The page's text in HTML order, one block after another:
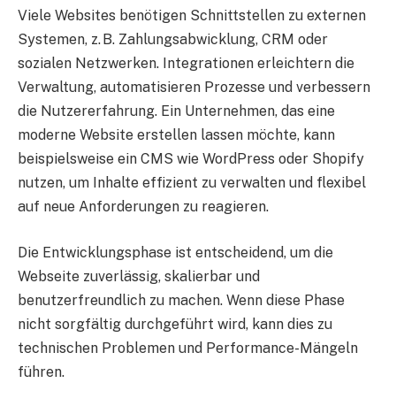
Viele Websites benötigen Schnittstellen zu externen
Systemen, z. B. Zahlungsabwicklung, CRM oder
sozialen Netzwerken. Integrationen erleichtern die
Verwaltung, automatisieren Prozesse und verbessern
die Nutzererfahrung. Ein Unternehmen, das eine
moderne Website erstellen lassen möchte, kann
beispielsweise ein CMS wie WordPress oder Shopify
nutzen, um Inhalte effizient zu verwalten und flexibel
auf neue Anforderungen zu reagieren.
Die Entwicklungsphase ist entscheidend, um die
Webseite zuverlässig, skalierbar und
benutzerfreundlich zu machen. Wenn diese Phase
nicht sorgfältig durchgeführt wird, kann dies zu
technischen Problemen und Performance-Mängeln
führen.